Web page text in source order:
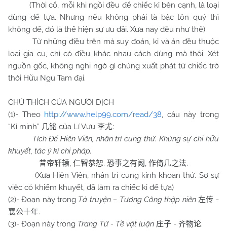
(Thời cổ, mỗi khi ngồi đều để chiếc kỉ bên cạnh, là loại
dùng để tựa. Nhưng nếu không phải là bậc tôn quý thì
không để, đó là thể hiện sự ưu đãi. Xưa nay đều như thế)
Từ những điều trên mà suy đoán, kỉ và án đều thuộc
loại gia cụ, chỉ có điều khác nhau cách dùng mà thôi. Xét
nguồn gốc, không nghi ngờ gì chúng xuất phát từ chiếc trở
thời Hữu Ngu Tam đại.
CHÚ THÍCH CỦA NGƯỜI DỊCH
(1)- Theo http://www.help99.com/read/38, câu này trong
“Kỉ minh” 几铭 của Lí Vưu 李尤:
Tích Đế Hiên Viên, nhân trí cung thứ. Khủng sự chi hữu
khuyết, tác ỷ kỉ chi pháp.
昔帝轩辕, 仁智恭恕. 恐事之有阙 , 作倚几之法.
(Xưa Hiên Viên, nhân trí cung kính khoan thứ. Sợ sự
việc có khiếm khuyết, đã làm ra chiếc kỉ để tựa)
(2)- Đoạn này trong Tả truyện – Tương Công thập niên 左传 -
襄公十年.
(3)- Đoạn này trong Trang Tử - Tề vật luận 庄子 - 齐物论.